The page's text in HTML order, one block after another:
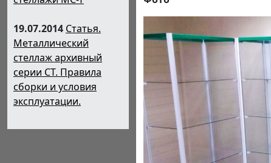
19.07.2014 Статья.
Металлический
стеллаж архивный
серии СТ. Правила
сборки и условия
эксплуатации.